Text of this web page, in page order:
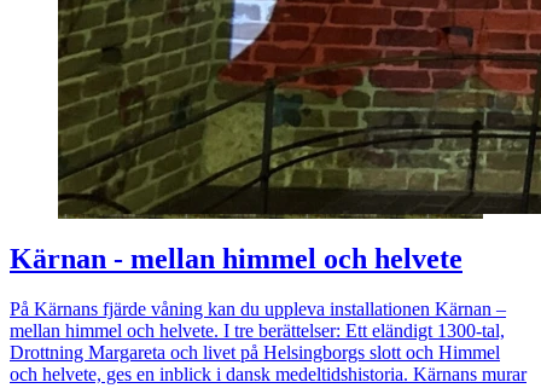
Kärnan - mellan himmel och helvete
På Kärnans fjärde våning kan du uppleva installationen Kärnan –
mellan himmel och helvete. I tre berättelser: Ett eländigt 1300-tal,
Drottning Margareta och livet på Helsingborgs slott och Himmel
och helvete, ges en inblick i dansk medeltidshistoria. Kärnans murar